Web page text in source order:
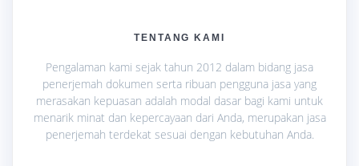
TENTANG KAMI
Pengalaman kami sejak tahun 2012 dalam bidang jasa
penerjemah dokumen serta ribuan pengguna jasa yang
merasakan kepuasan adalah modal dasar bagi kami untuk
menarik minat dan kepercayaan dari Anda, merupakan jasa
penerjemah terdekat sesuai dengan kebutuhan Anda.